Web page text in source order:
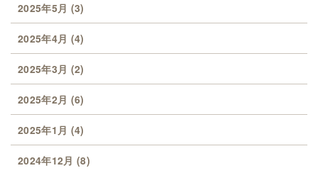
2025年5月 (3)
2025年4月 (4)
2025年3月 (2)
2025年2月 (6)
2025年1月 (4)
2024年12月 (8)